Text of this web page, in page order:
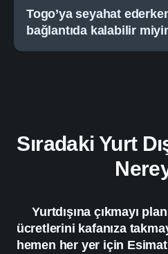
Togo’ya seyahat
bağlantıda kalabilir
Sıradaki Yurt
Yurtdışına çıkmayı
ücretlerini kafanıza
hemen her yer için